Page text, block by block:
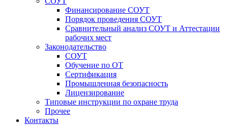
Финансирование СОУТ
Порядок проведения СОУТ
Сравнительный анализ СОУТ и Аттестации
рабочих мест
Законодательство
СОУТ
Обучение по ОТ
Сертификация
Промышленная безопасность
Лицензирование
Типовые инструкции по охране труда
Прочее
Контакты